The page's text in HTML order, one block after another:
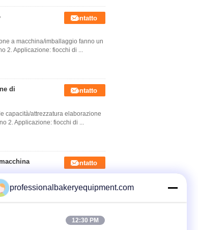
Contatto
a macchina/imballaggio fanno un
2. Applicazione: fiocchi di ...
di
Contatto
capacità/attrezzatura elaborazione
2. Applicazione: fiocchi di ...
Contatto
fiocchi di mais, fiocchi del riso,
tipi: Cereale da prima ...
Leggi di
di Contatto
professionalbakeryequipment.com
12:30 PM